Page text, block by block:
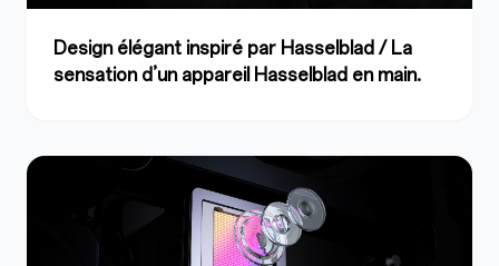
Design élégant inspiré par Hasselblad / La
sensation d’un appareil Hasselblad en main.